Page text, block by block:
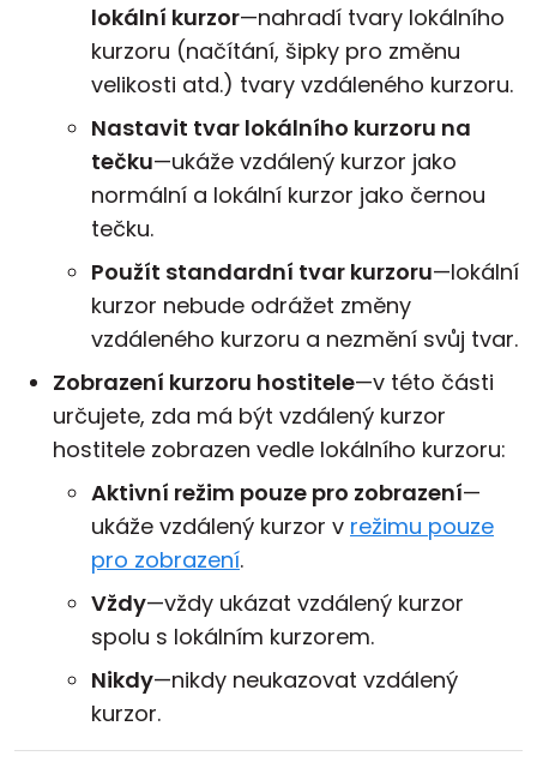
lokální kurzor—nahradí tvary lokálního
kurzoru (načítání, šipky pro změnu
velikosti atd.) tvary vzdáleného kurzoru.
Nastavit tvar lokálního kurzoru na
tečku—ukáže vzdálený kurzor jako
normální a lokální kurzor jako černou
tečku.
Použít standardní tvar kurzoru—lokální
kurzor nebude odrážet změny
vzdáleného kurzoru a nezmění svůj tvar.
Zobrazení kurzoru hostitele—v této části
určujete, zda má být vzdálený kurzor
hostitele zobrazen vedle lokálního kurzoru:
Aktivní režim pouze pro zobrazení—
ukáže vzdálený kurzor v režimu pouze
pro zobrazení.
Vždy—vždy ukázat vzdálený kurzor
spolu s lokálním kurzorem.
Nikdy—nikdy neukazovat vzdálený
kurzor.